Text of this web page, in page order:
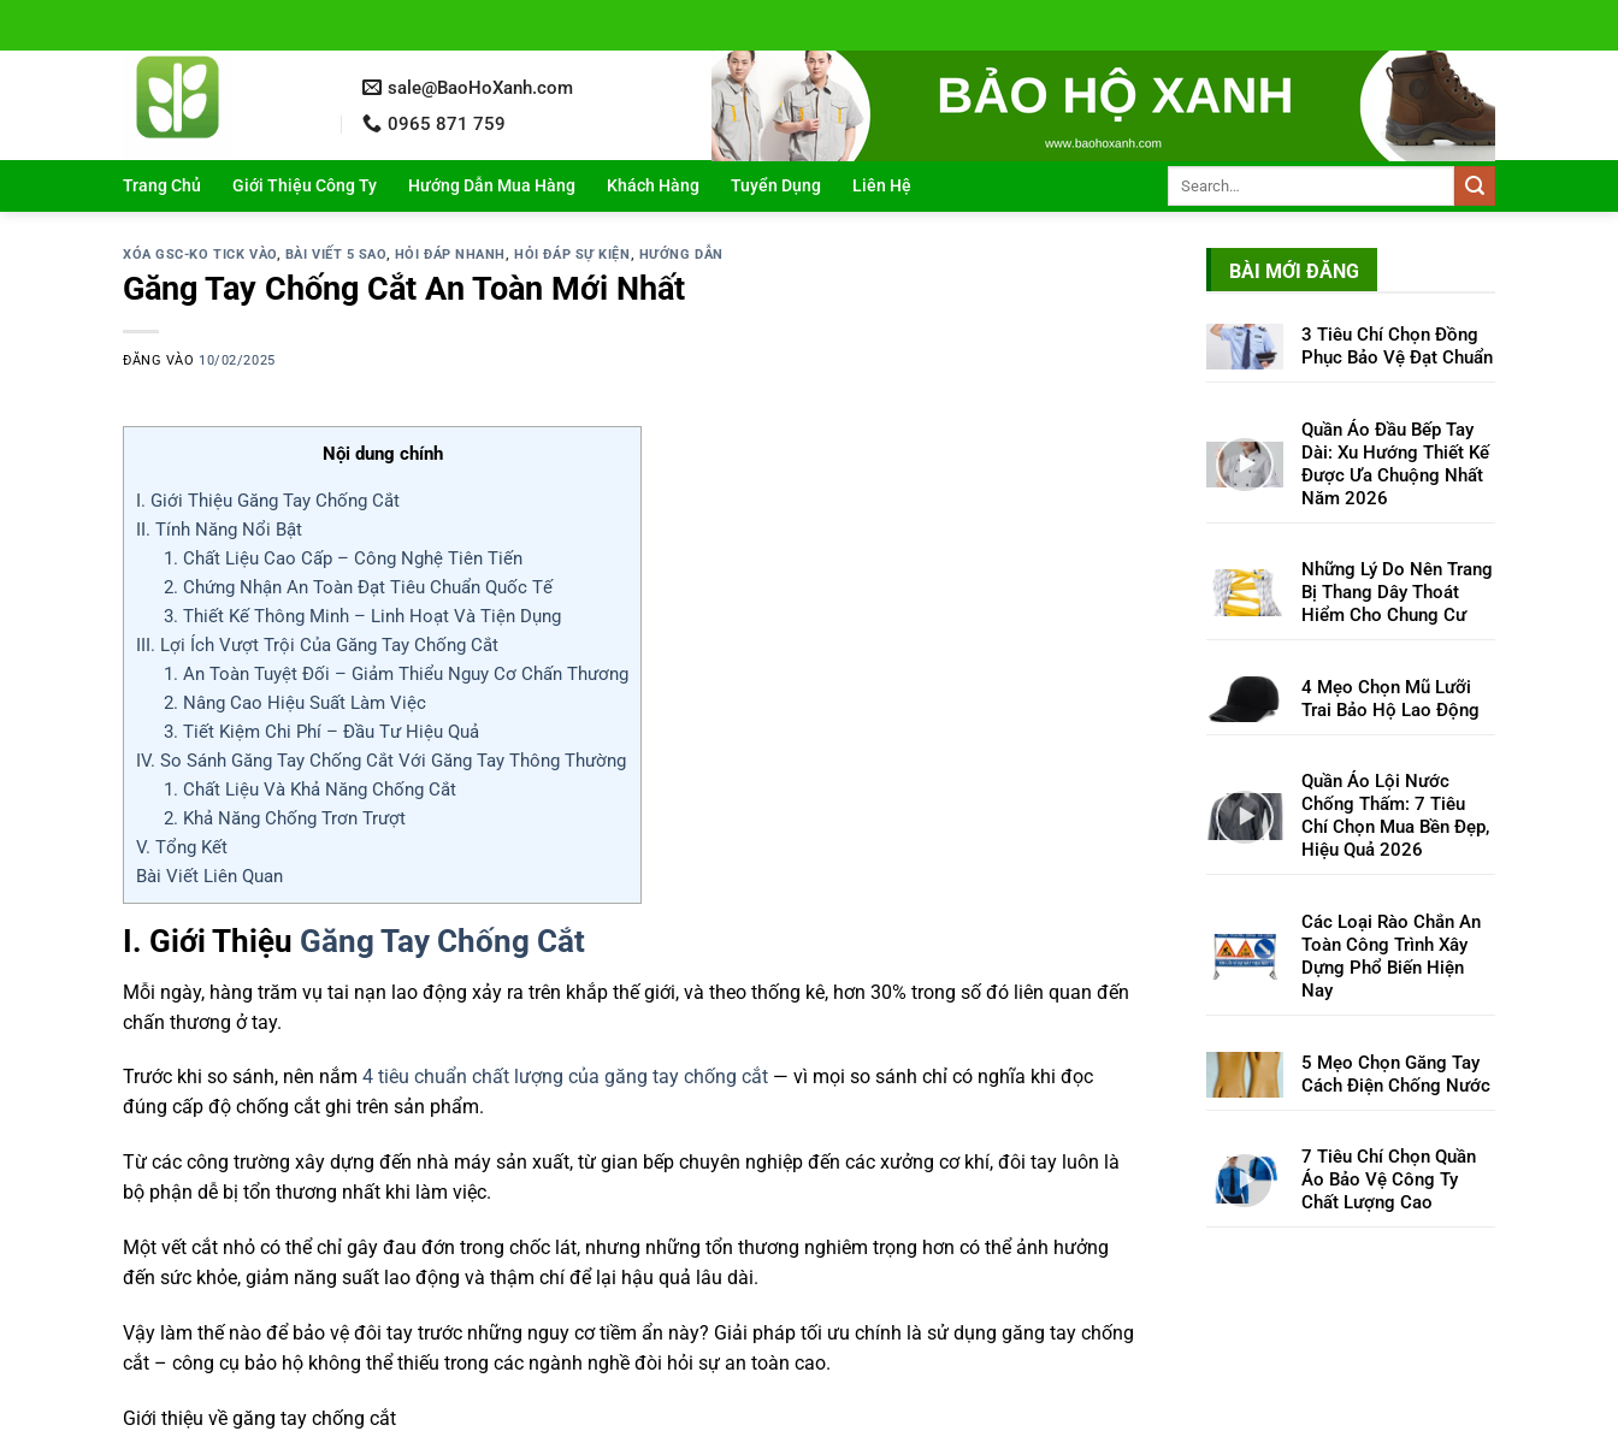
sale@BaoHoXanh.com
0965 871 759
Trang Chủ Giới Thiệu Công Ty Hướng Dẫn Mua Hàng Khách Hàng Tuyển Dụng Liên Hệ
XÓA GSC-KO TICK VÀO, BÀI VIẾT 5 SAO, HỎI ĐÁP NHANH,HỎI ĐÁP SỰ KIỆN, HƯỚNG DẪN
Găng Tay Chống Cắt An Toàn Mới Nhất
ĐĂNG VÀO 10/02/2025
Nội dung chính
I. Giới Thiệu Găng Tay Chống Cắt
II. Tính Năng Nổi Bật
1. Chất Liệu Cao Cấp – Công Nghệ Tiên Tiến
2. Chứng Nhận An Toàn Đạt Tiêu Chuẩn Quốc Tế
3. Thiết Kế Thông Minh – Linh Hoạt Và Tiện Dụng
III. Lợi Ích Vượt Trội Của Găng Tay Chống Cắt
1. An Toàn Tuyệt Đối – Giảm Thiểu Nguy Cơ Chấn Thương
2. Nâng Cao Hiệu Suất Làm Việc
3. Tiết Kiệm Chi Phí – Đầu Tư Hiệu Quả
IV. So Sánh Găng Tay Chống Cắt Với Găng Tay Thông Thường
1. Chất Liệu Và Khả Năng Chống Cắt
2. Khả Năng Chống Trơn Trượt
V. Tổng Kết
Bài Viết Liên Quan
I. Giới Thiệu Găng Tay Chống Cắt
Mỗi ngày, hàng trăm vụ tai nạn lao động xảy ra trên khắp thế giới, và theo thống kê, hơn 30% trong số đó liên quan đến
chấn thương ở tay.
Trước khi so sánh, nên nắm 4 tiêu chuẩn chất lượng của găng tay chống cắt — vì mọi so sánh chỉ có nghĩa khi đọc
đúng cấp độ chống cắt ghi trên sản phẩm.
Từ các công trường xây dựng đến nhà máy sản xuất, từ gian bếp chuyên nghiệp đến các xưởng cơ khí, đôi tay luôn là
bộ phận dễ bị tổn thương nhất khi làm việc.
Một vết cắt nhỏ có thể chỉ gây đau đớn trong chốc lát, nhưng những tổn thương nghiêm trọng hơn có thể ảnh hưởng
đến sức khỏe, giảm năng suất lao động và thậm chí để lại hậu quả lâu dài.
Vậy làm thế nào để bảo vệ đôi tay trước những nguy cơ tiềm ẩn này? Giải pháp tối ưu chính là sử dụng găng tay chống
cắt – công cụ bảo hộ không thể thiếu trong các ngành nghề đòi hỏi sự an toàn cao.
Giới thiệu về găng tay chống cắt
BÀI MỚI ĐĂNG
3 Tiêu Chí Chọn Đồng
Phục Bảo Vệ Đạt Chuẩn
Quần Áo Đầu Bếp Tay
Dài: Xu Hướng Thiết Kế
Được Ưa Chuộng Nhất
Năm 2026
Những Lý Do Nên Trang
Bị Thang Dây Thoát
Hiểm Cho Chung Cư
4 Mẹo Chọn Mũ Lưỡi
Trai Bảo Hộ Lao Động
Quần Áo Lội Nước
Chống Thấm: 7 Tiêu
Chí Chọn Mua Bền Đẹp,
Hiệu Quả 2026
Các Loại Rào Chắn An
Toàn Công Trình Xây
Dựng Phổ Biến Hiện
Nay
5 Mẹo Chọn Găng Tay
Cách Điện Chống Nước
7 Tiêu Chí Chọn Quần
Áo Bảo Vệ Công Ty
Chất Lượng Cao